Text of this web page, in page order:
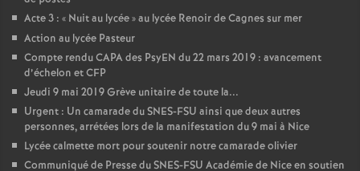
Acte 3 : « Nuit au lycée» au lycée Renoir de Cagnes sur mer
Action au lycée Pasteur
Compte rendu CAPA des PsyEN du 22 mars 2019 : avancement
d’échelon et CFP
Jeudi 9 mai 2019 Grève unitaire de toute la...
Urgent : Un camarade du SNES-FSU ainsi que deux autres
personnes, arrétées lors de la manifestation du 9 mai à Nice
Lycée calmette mort pour soutenir notre camarade olivier
Communiqué de Presse du SNES-FSU Académie de Nice en soutien